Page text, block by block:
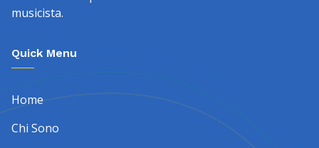
musicista.
Quick Menu
Home
Chi Sono